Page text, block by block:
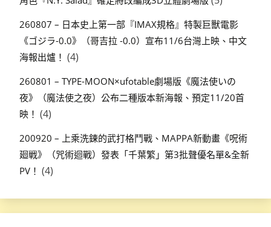
260807 – 日本史上第一部『IMAX規格』特製巨獸電影
《ゴジラ-0.0》（哥吉拉 -0.0）宣布11/6台灣上映、中文
海報出爐！ (4)
260801 – TYPE-MOON×ufotable劇場版《魔法使いの
夜》（魔法使之夜）公布二種版本新海報、預定11/20首
映！ (4)
200920 – 上乘洗鍊的武打格鬥戰、MAPPA新動畫《呪術
廻戦》（咒術迴戰）發表「千葉繁」第3批聲優名單&全新
PV！ (4)